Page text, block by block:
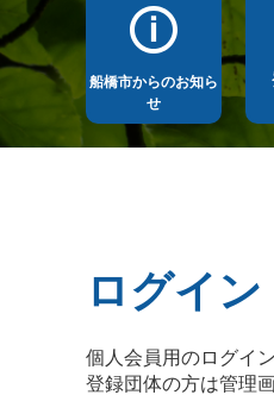
船橋市からのお知ら
せ
ログイン
個人会員用のログイ
登録団体の方は管理